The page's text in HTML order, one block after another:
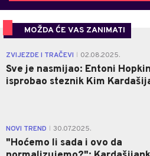
MOŽDA ĆE VAS ZANIMATI
ZVIJEZDE I TRAČEVI 02.08.2025.
Sve je nasmijao: Entoni
isprobao steznik Kim
NOVI TREND 30.07.2025.
"Hoćemo li sada i ovo da